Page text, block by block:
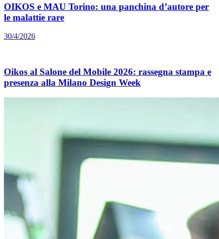
OIKOS e MAU Torino: una panchina d’autore per
le malattie rare
30/4/2026
Oikos al Salone del Mobile 2026: rassegna stampa e
presenza alla Milano Design Week